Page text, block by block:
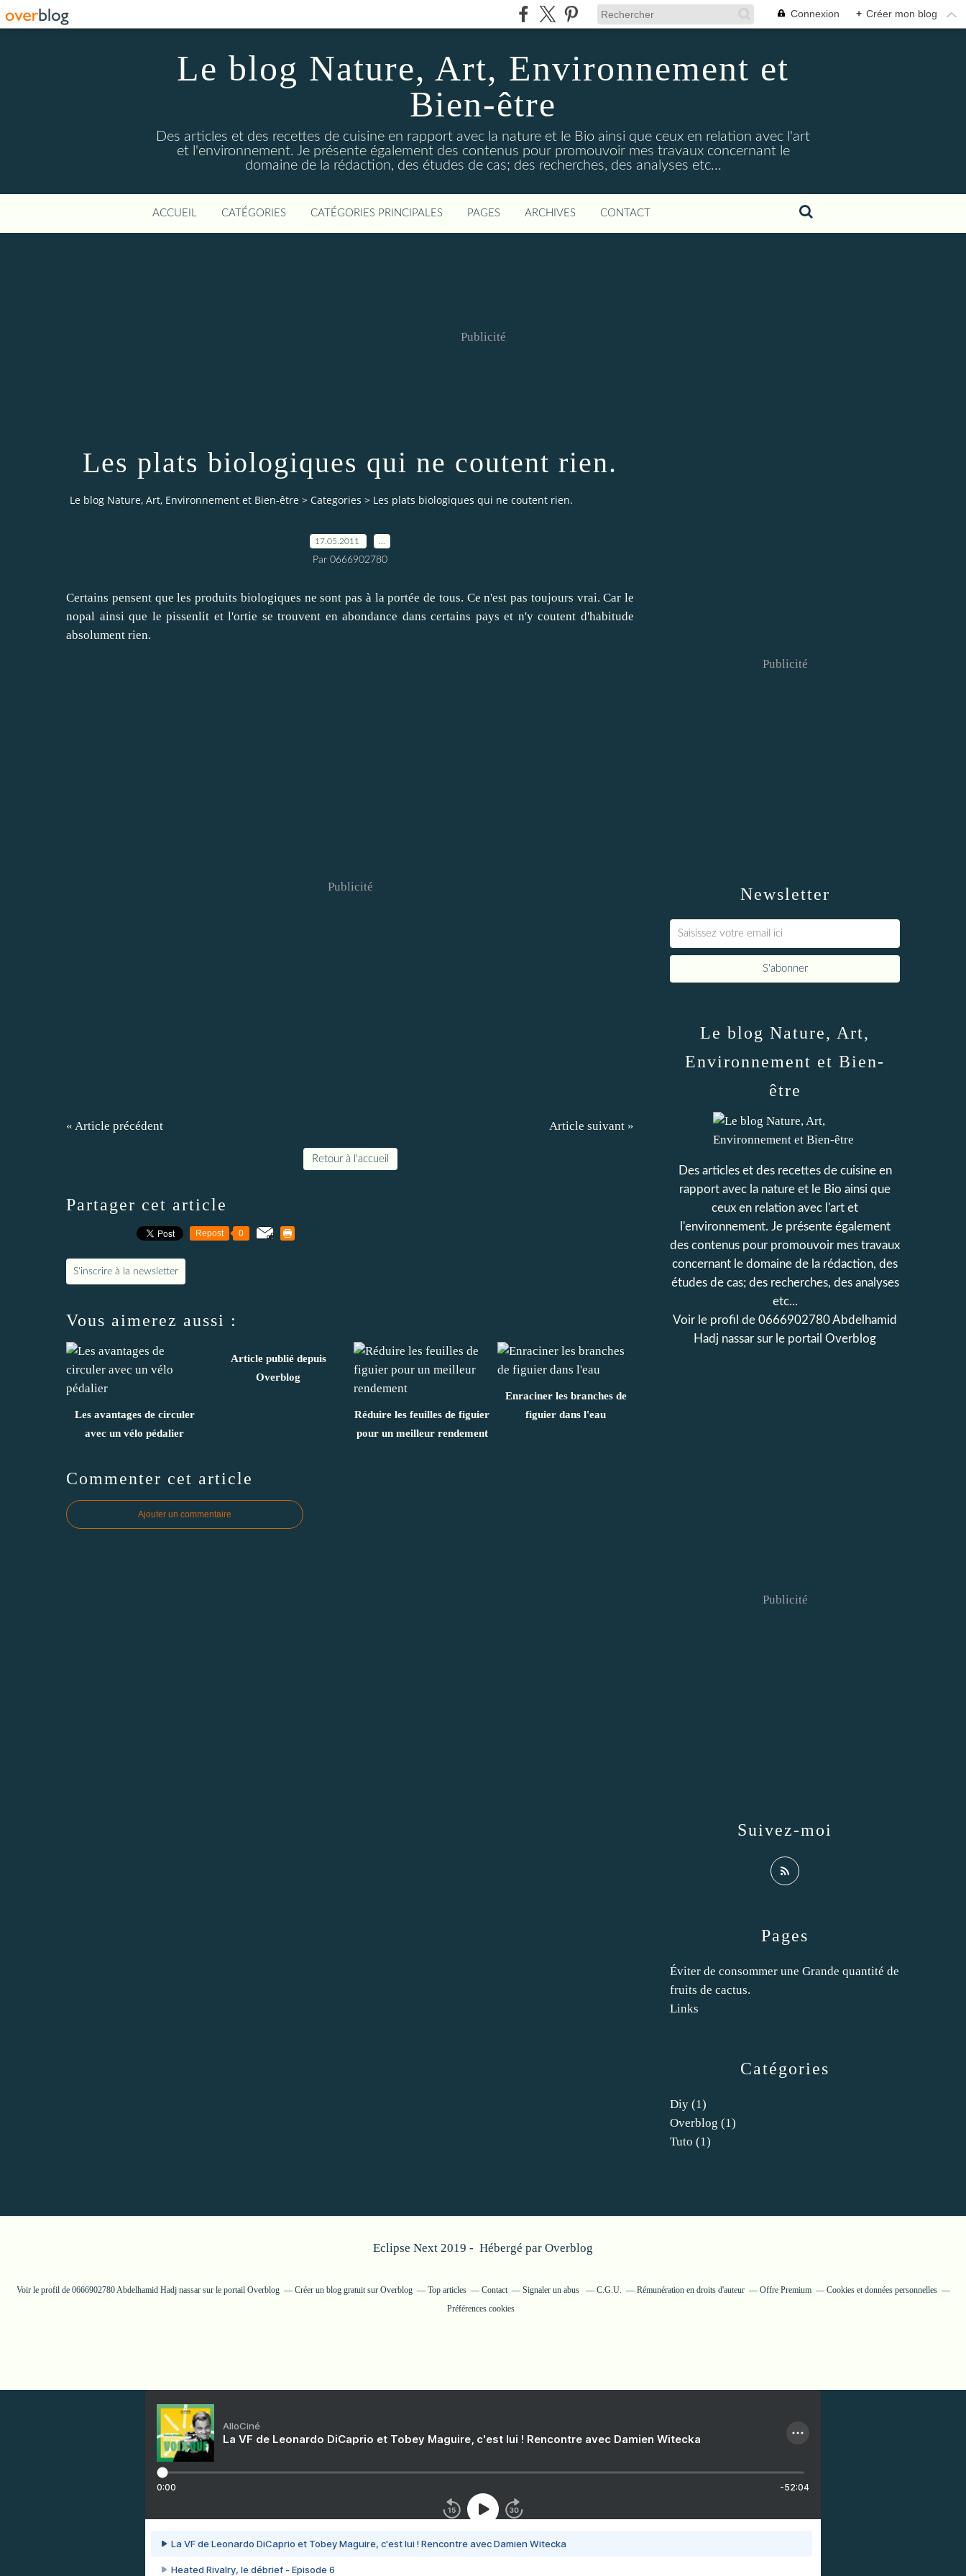
Connexion + Créer mon blog
Le blog Nature, Art, Environnement et
Bien-être
Des articles et des recettes de cuisine en rapport avec la nature et le Bio ainsi que ceux en relation avec l'art
et l'environnement. Je présente également des contenus pour promouvoir mes travaux concernant le
domaine de la rédaction, des études de cas; des recherches, des analyses etc...
ACCUEIL CATÉGORIES CATÉGORIES PRINCIPALES PAGES ARCHIVES CONTACT
Publicité
Les plats biologiques qui ne coutent rien.
Le blog Nature, Art, Environnement et Bien-être > Categories > Les plats biologiques qui ne coutent rien.
17.05.2011
Par 0666902780
Certains pensent que les produits biologiques ne sont pas à la portée de tous. Ce n'est pas toujours vrai. Car le
nopal ainsi que le pissenlit et l'ortie se trouvent en abondance dans certains pays et n'y coutent d'habitude
absolument rien.
Publicité
« Article précédent Article suivant »
Retour à l'accueil
Partager cet article
Repost 0
S'inscrire à la newsletter
Vous aimerez aussi :
Les avantages de circuler
avec un vélo pédalier
Article publié depuis
Overblog
Réduire les feuilles de figuier
pour un meilleur rendement
Enraciner les branches de
figuier dans l'eau
Commenter cet article
Ajouter un commentaire
Newsletter
Publicité
Catégories
Diy (1)
Overblog (1)
Tuto (1)
Pages
Éviter de consommer une Grande quantité de
fruits de cactus.
Links
Le blog Nature, Art,
Environnement et Bien-
être
Des articles et des recettes de cuisine en
rapport avec la nature et le Bio ainsi que
ceux en relation avec l'art et
l'environnement. Je présente également
des contenus pour promouvoir mes travaux
concernant le domaine de la rédaction, des
études de cas; des recherches, des analyses
etc...
Voir le profil de 0666902780 Abdelhamid
Hadj nassar sur le portail Overblog
Suivez-moi
Publicité
Eclipse Next 2019 - Hébergé par Overblog
Voir le profil de 0666902780 Abdelhamid Hadj nassarsur le portail Overblog Créer un blog gratuit sur Overblog Top articles Contact Signaler un abus C.G.U. Rémunération en droits d'auteur Offre Premium
Cookies et données personnelles
Préférences cookies
AlloCiné
La VF de Leonardo DiCaprio et Tobey Maguire, c'est lui ! Rencontre avec Damien Witecka
0:00 -52:04
La VF de Leonardo DiCaprio et Tobey Maguire, c'est lui ! Rencontre avec Damien Witecka
Heated Rivalry, le débrief - Episode 6